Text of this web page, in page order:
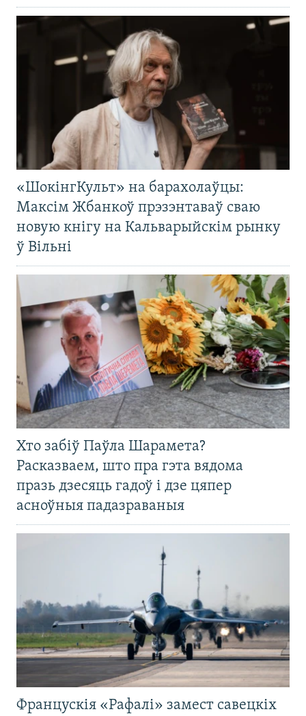
«ШокінгКульт» на барахолаўцы:
Максім Жбанкоў прэзэнтаваў сваю
новую кнігу на Кальварыйскім рынку
ў Вільні
Хто забіў Паўла Шарамета?
Расказваем, што пра гэта вядома
празь дзесяць гадоў і дзе цяпер
асноўныя падазраваныя
Францускія «Рафалі» замест савецкіх